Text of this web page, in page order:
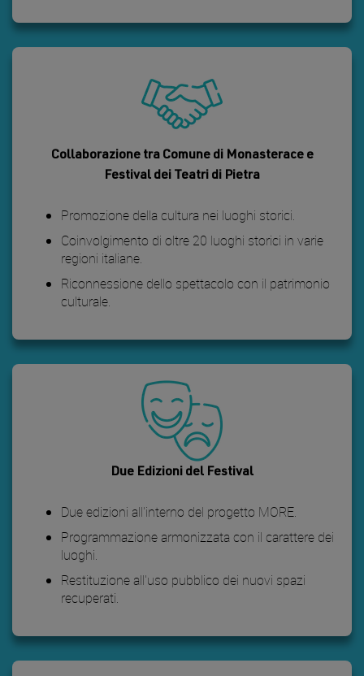
Collaborazione tra Comune di Monasterace e
Festival dei Teatri di Pietra
Promozione della cultura nei luoghi storici.
Coinvolgimento di oltre 20 luoghi storici in varie
regioni italiane.
Riconnessione dello spettacolo con il patrimonio
culturale.
Due Edizioni del Festival
Due edizioni all'interno del progetto MORE.
Programmazione armonizzata con il carattere dei
luoghi.
Restituzione all'uso pubblico dei nuovi spazi
recuperati.